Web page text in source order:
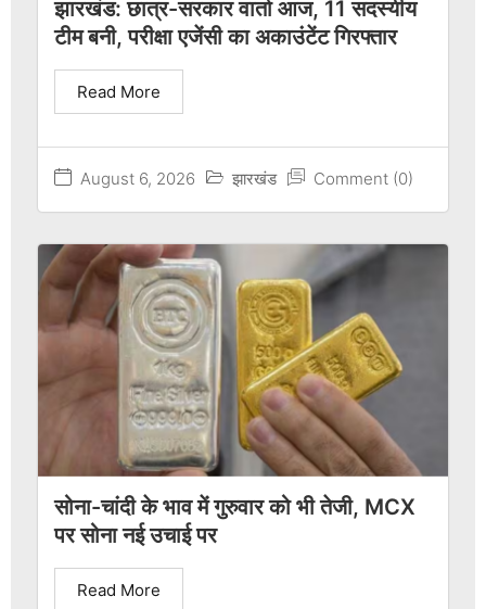
झारखंड: छात्र-सरकार वार्ता आज, 11 सदस्यीय
टीम बनी, परीक्षा एजेंसी का अकाउंटेंट गिरफ्तार
August 6, 2026 झारखंड Comment (0)
Read More
सोना-चांदी के भाव में गुरुवार को भी तेजी, MCX
पर सोना नई उचाई पर
Read More